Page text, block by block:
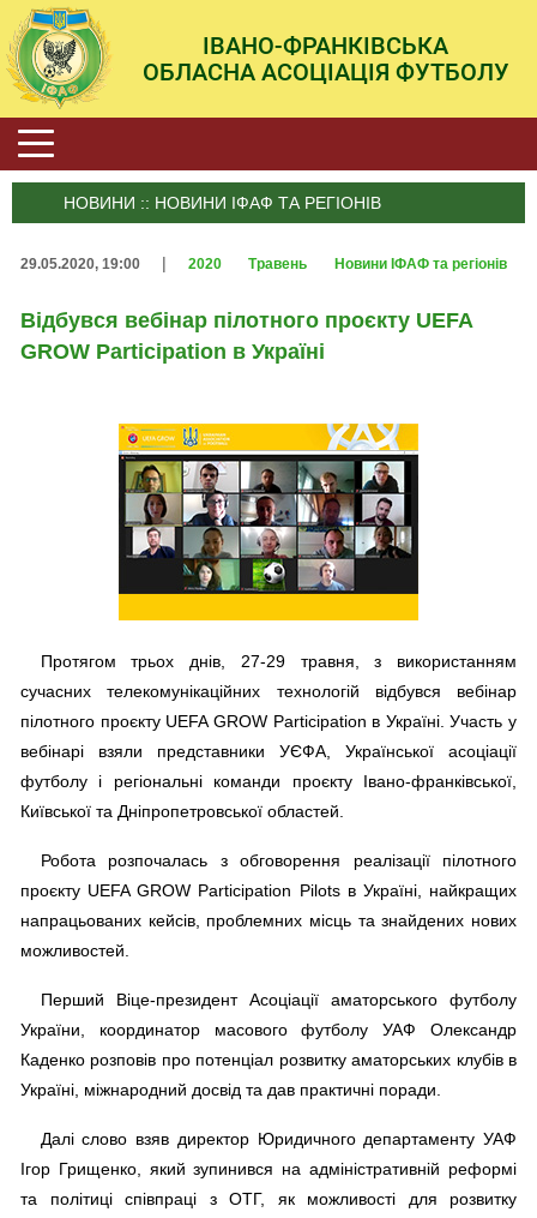
ІВАНО-ФРАНКІВСЬКА
ОБЛАСНА АСОЦІАЦІЯ ФУТБОЛУ
НОВИНИ :: НОВИНИ ІФАФ ТА РЕГІОНІВ
29.05.2020, 19:00 | 2020 Травень Новини ІФАФ та регіонів
Відбувся вебінар пілотного проєкту UEFA
GROW Participation в Україні
Протягом трьох днів, 27-29 травня, з використанням
сучасних телекомунікаційних технологій відбувся вебінар
пілотного проєкту UEFA GROW Participation в Україні. Участь у
вебінарі взяли представники УЄФА, Української асоціації
футболу і регіональні команди проєкту Івано-франківської,
Київської та Дніпропетровської областей.
Робота розпочалась з обговорення реалізації пілотного
проєкту UEFA GROW Participation Pilots в Україні, найкращих
напрацьованих кейсів, проблемних місць та знайдених нових
можливостей.
Перший Віце-президент Асоціації аматорського футболу
України, координатор масового футболу УАФ Олександр
Каденко розповів про потенціал розвитку аматорських клубів в
Україні, міжнародний досвід та дав практичні поради.
Далі слово взяв директор Юридичного департаменту УАФ
Ігор Грищенко, який зупинився на адміністративній реформі
та політиці співпраці з ОТГ, як можливості для розвитку